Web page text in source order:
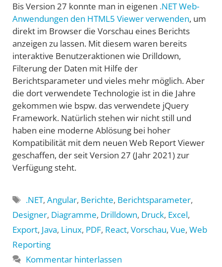
Bis Version 27 konnte man in eigenen .NET Web-
Anwendungen den HTML5 Viewer verwenden, um
direkt im Browser die Vorschau eines Berichts
anzeigen zu lassen. Mit diesem waren bereits
interaktive Benutzeraktionen wie Drilldown,
Filterung der Daten mit Hilfe der
Berichtsparameter und vieles mehr möglich. Aber
die dort verwendete Technologie ist in die Jahre
gekommen wie bspw. das verwendete jQuery
Framework. Natürlich stehen wir nicht still und
haben eine moderne Ablösung bei hoher
Kompatibilität mit dem neuen Web Report Viewer
geschaffen, der seit Version 27 (Jahr 2021) zur
Verfügung steht.
Schlagwörter
.NET,Angular, Berichte, Berichtsparameter,
Designer, Diagramme, Drilldown, Druck, Excel,
Export, Java, Linux, PDF, React, Vorschau, Vue, Web
Reporting
Kommentar hinterlassen